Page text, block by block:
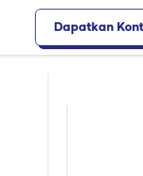
Dapatkan